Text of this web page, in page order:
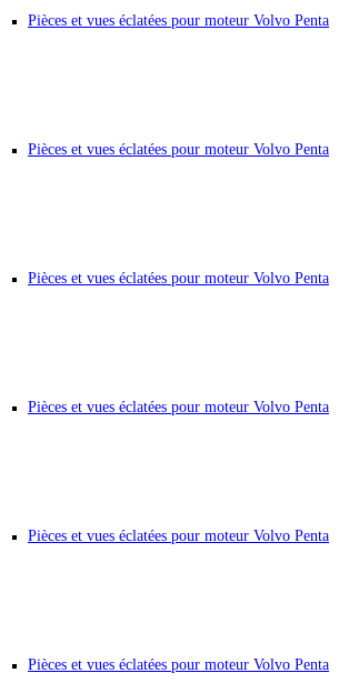
Pièces et vues éclatées pour moteur Volvo Penta
Pièces et vues éclatées pour moteur Volvo Penta
Pièces et vues éclatées pour moteur Volvo Penta
Pièces et vues éclatées pour moteur Volvo Penta
Pièces et vues éclatées pour moteur Volvo Penta
Pièces et vues éclatées pour moteur Volvo Penta